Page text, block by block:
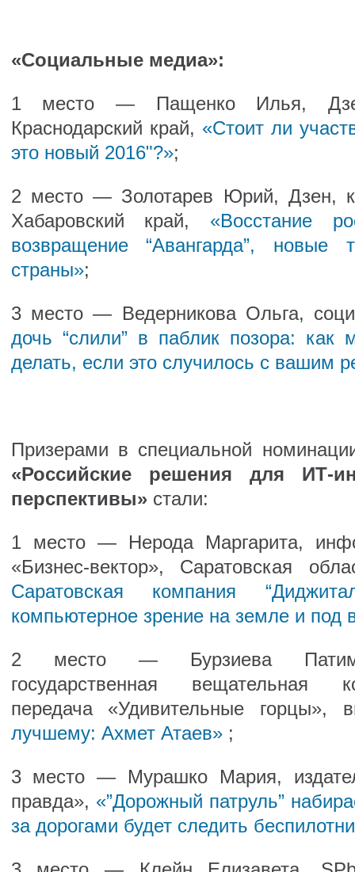
«Социальные медиа»:
1 место — Пащенко Илья,
Краснодарский край, «Стоит ли
это новый 2016"?»;
2 место — Золотарев Юрий, Дзен,
Хабаровский край, «Восстание
возвращение “Авангарда”, новые
страны»;
3 место — Ведерникова Ольга,
дочь “слили” в паблик позора:
делать, если это случилось с вашим
Призерами в специальной
«Российские решения для ИТ-
перспективы» стали:
1 место — Нерода Маргарита,
«Бизнес-вектор», Саратовская
Саратовская компания
компьютерное зрение на земле и под
2 место — Бурзиева
государственная вещательная
передача «Удивительные горцы»,
лучшему: Ахмет Атаев»;
3 место — Мурашко Мария,
правда», «”Дорожный патруль”
за дорогами будет следить